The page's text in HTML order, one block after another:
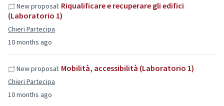
10 months ago
New proposal: Riqualificare e recuperare gli edifici
(Laboratorio 1)
Chieri Partecipa
10 months ago
New proposal: Mobilità, accessibilità (Laboratorio 1)
Chieri Partecipa